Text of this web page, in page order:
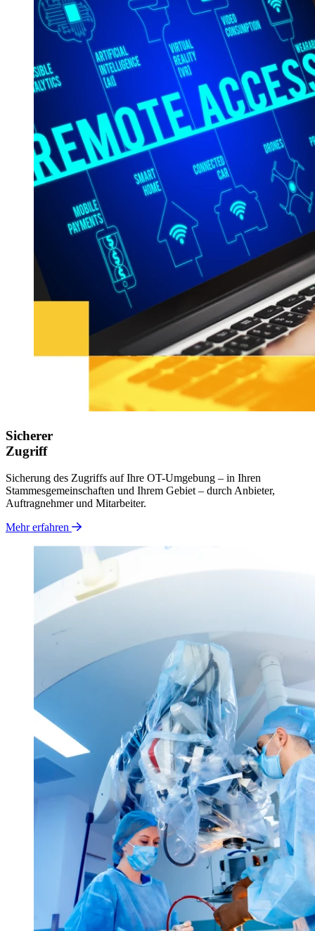
Sicherer
Zugriff
Sicherung des Zugriffs auf Ihre OT-Umgebung – in Ihren
Stammesgemeinschaften und Ihrem Gebiet – durch Anbieter,
Auftragnehmer und Mitarbeiter.
Mehr erfahren